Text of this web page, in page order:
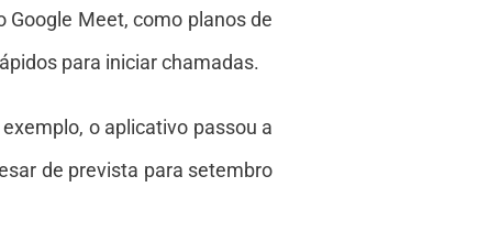
Google Meet, como planos de
para iniciar chamadas.
o aplicativo passou a
de prevista para setembro